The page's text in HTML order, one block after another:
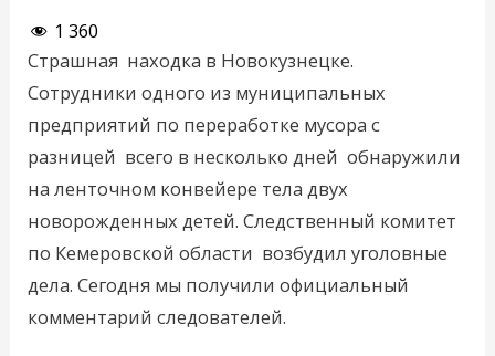
1 360
Страшная находка в Новокузнецке.
Сотрудники одного из муниципальных
предприятий по переработке мусора с
разницей всего в несколько дней обнаружили
на ленточном конвейере тела двух
новорожденных детей. Следственный комитет
по Кемеровской области возбудил уголовные
дела. Сегодня мы получили официальный
комментарий следователей.